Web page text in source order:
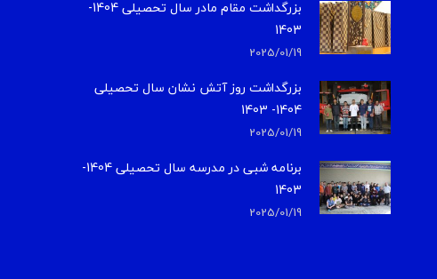
بزرگداشت مقام مادر سال تحصیلی 1404-
1403
2025/01/19
بزرگداشت روز آتش نشان سال تحصیلی
1404- 1403
2025/01/19
برنامه شبی در مدرسه سال تحصیلی 1404-
1403
2025/01/19